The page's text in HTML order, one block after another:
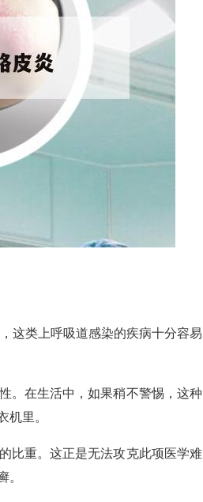
这类上呼吸道感染的疾病十分容易
。在生活中，如果稍不警惕，这种
机里。
比重。这正是无法攻克此项医学难
。